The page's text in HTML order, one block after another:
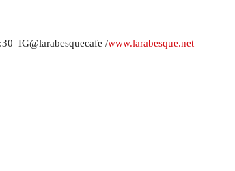
IG@larabesquecafe /www.larabesque.net